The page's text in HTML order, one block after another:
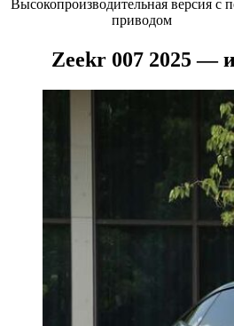
Высокопроизводительная версия с
приводом
Zeekr 007 2025 —